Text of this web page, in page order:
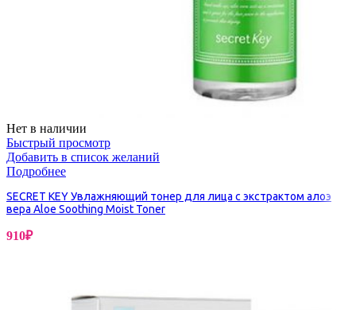
Нет в наличии
Быстрый просмотр
Добавить в список желаний
Подробнее
SECRET KEY Увлажняющий тонер для лица с экстрактом алоэ
вера Aloe Soothing Moist Toner
910₽